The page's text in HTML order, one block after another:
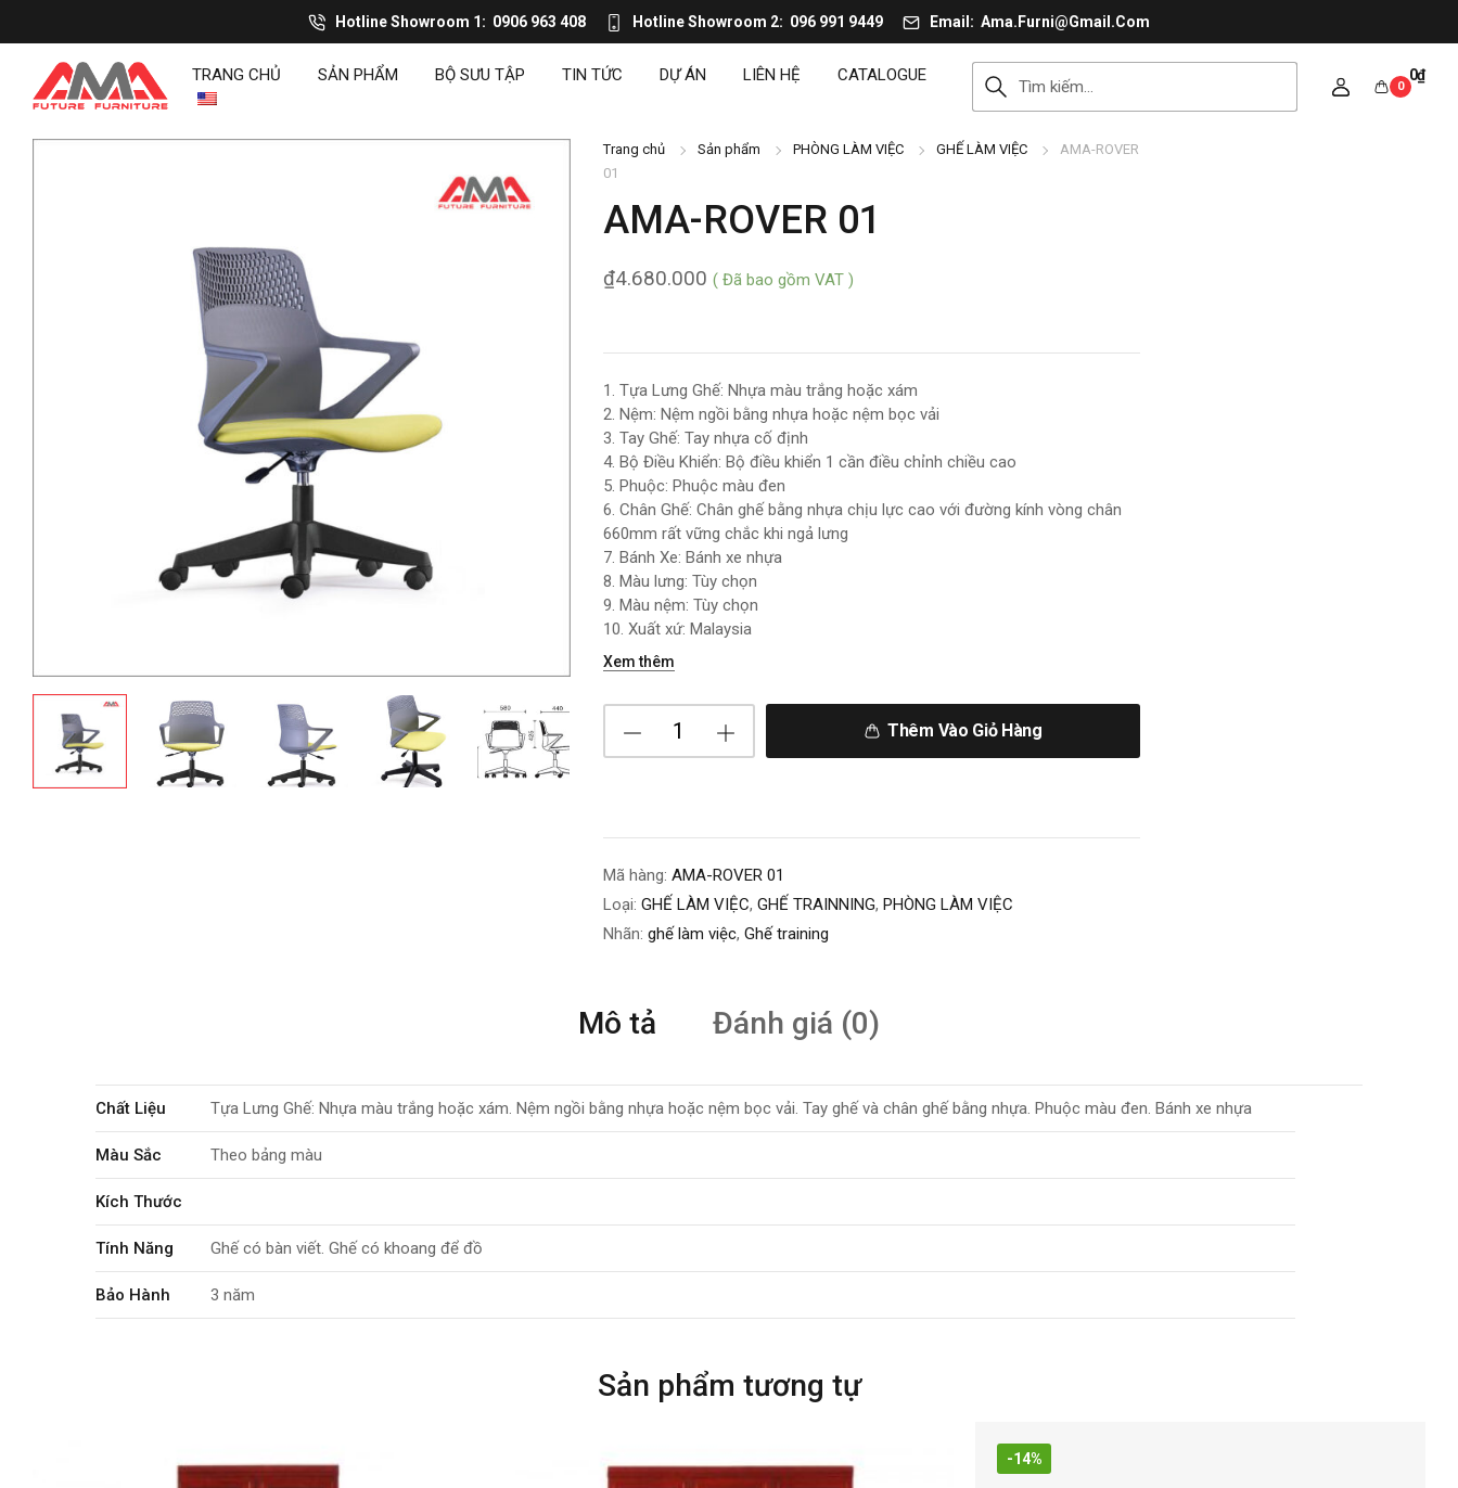
Hotline Showroom 1 0906 963 408 Hotline Showroom 2 096 991 9449 Email Ama.Furni@Gmail.Com
TRANG CHỦ SẢN PHẨM BỘ SƯU TẬP TIN TỨC DỰ ÁN LIÊN HỆ CATALOGUE 0₫
0
Trang chủ Sản phẩm PHÒNG LÀM VIỆC GHẾ LÀM VIỆC
AMA-ROVER
01
AMA-ROVER 01
4.680.000
₫ ( Đã bao gồm VAT )
1. Tựa Lưng Ghế: Nhựa màu trắng hoặc xám
2. Nệm: Nệm ngồi bằng nhựa hoặc nệm bọc vải
3. Tay Ghế: Tay nhựa cố định
4. Bộ Điều Khiển: Bộ điều khiển 1 cần điều chỉnh chiều cao
5. Phuộc: Phuộc màu đen
6. Chân Ghế: Chân ghế bằng nhựa chịu lực cao với đường kính vòng chân
660mm rất vững chắc khi ngả lưng
7. Bánh Xe: Bánh xe nhựa
8. Màu lưng: Tùy chọn
9. Màu nệm: Tùy chọn
10. Xuất xứ: Malaysia
Xem thêm
Thêm Vào Giỏ Hàng
Mã hàng: AMA-ROVER 01
Loại: GHẾ LÀM VIỆC, GHẾ TRAINNING, PHÒNG LÀM VIỆC
Nhãn: ghế làm việc, Ghế training
Mô tả Đánh giá (0)
Chất Liệu Tựa Lưng Ghế: Nhựa màu trắng hoặc xám. Nệm ngồi bằng nhựa hoặc nệm bọc vải. Tay ghế và chân ghế bằng nhựa. Phuộc màu đen. Bánh xe nhựa
Màu Sắc Theo bảng màu
Kích Thước
Tính Năng Ghế có bàn viết. Ghế có khoang để đồ
Bảo Hành 3 năm
Sản phẩm tương tự
-14%